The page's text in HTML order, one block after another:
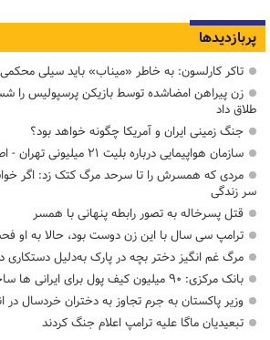
پربازدیدها
تاکر کارلسون: به خاطر «میناب» باید سیلی
زن پیراهن امضاشده توسط بازیکن پرسپولیس
طلاق داد
جنگ زمینی ایران و آمریکا چگونه خواهد بود؟
سازمان هواپیمایی درباره بلیت ۲۱ میلیونی تهران - اصفهان توضیح داد
مردی که همسرش را تا سرحد مرگ کتک زد: اگر
سر زندگی
قتل پسرخاله به تصور رابطه پنهانی با همسر
ترامپ سی سال با این زن دوست بود، حالا به او
مرگ غم انگیز دختر بچه در پارک به‌دلیل دستکاری
بانک مرکزی: ۹۰ میلیون کیف پول برای ایرانی ها ساخته شد
وزیر پاکستان به جرم تجاوز به دختران خردسال
تبعیدیان ماگا علیه ترامپ اعلام جنگ کردند